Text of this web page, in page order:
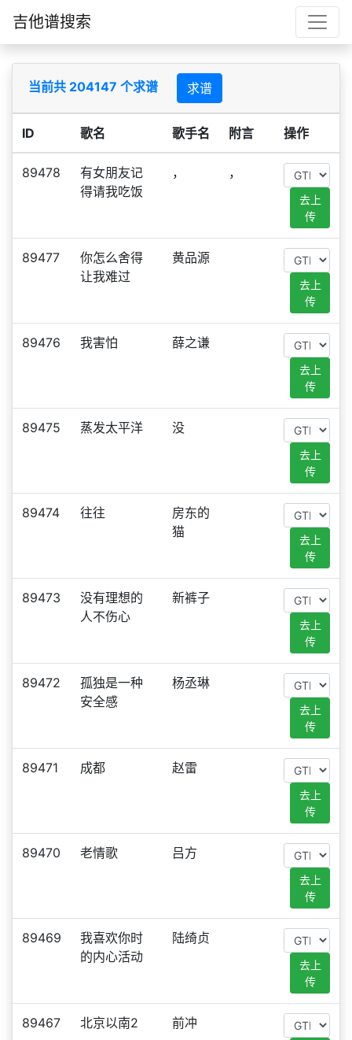
吉他谱搜索
当前共 204147 个求谱 求谱
ID 歌名 歌手名 附言 操作
89478
有女朋友记
得请我吃饭
， ，
去上
传
89477
你怎么舍得
让我难过
黄品源
去上
传
89476 我害怕 薛之谦
去上
传
89475 蒸发太平洋 没
去上
传
89474 往往
房东的
猫
去上
传
89473
没有理想的
人不伤心
新裤子
去上
传
89472
孤独是一种
安全感
杨丞琳
去上
传
89471 成都 赵雷
去上
传
89470 老情歌 吕方
去上
传
89469
我喜欢你时
的内心活动
陆绮贞
去上
传
89467 北京以南2 前冲